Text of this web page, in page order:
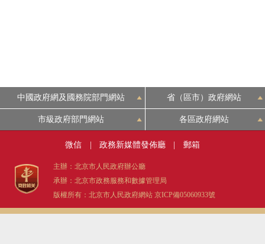
中國政府網及國務院部門網站 省（區市）政府網站
市級政府部門網站 各區政府網站
微信 政務新媒體發佈廳 郵箱
主辦：北京市人民政府辦公廳
承辦：北京市政務服務和數據管理局
版權所有：北京市人民政府網站 京ICP備05060933號